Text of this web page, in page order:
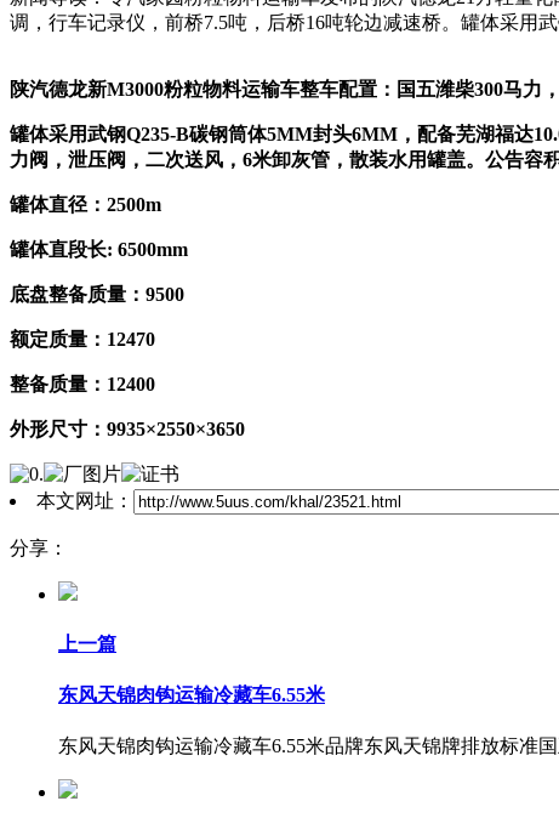
调，行车记录仪，前桥7.5吨，后桥16吨轮边减速桥。罐体采用
陕汽德龙新M3000粉粒物料运输车整车配置：国五潍柴300马力
罐体采用武钢Q235-B碳钢筒体5MM封头6MM，配备芜湖福达
力阀，泄压阀，二次送风，6米卸灰管，散装水用罐盖。公告容
罐体直径： 2500m
罐体直段长: 6500mm
底盘整备质量： 9500
额定质量： 12470
整备质量： 12400
外形尺寸： 9935×2550×3650
本文网址：
分享：
上一篇
东风天锦肉钩运输冷藏车6.55米
东风天锦肉钩运输冷藏车6.55米品牌东风天锦牌排放标准